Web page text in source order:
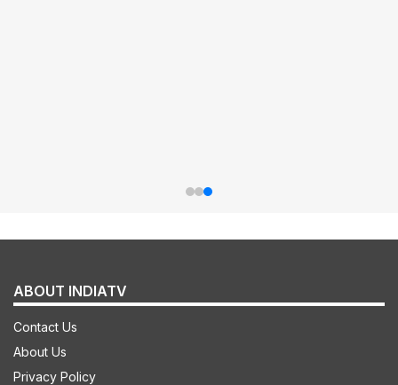
ABOUT INDIATV
Contact Us
About Us
Privacy Policy